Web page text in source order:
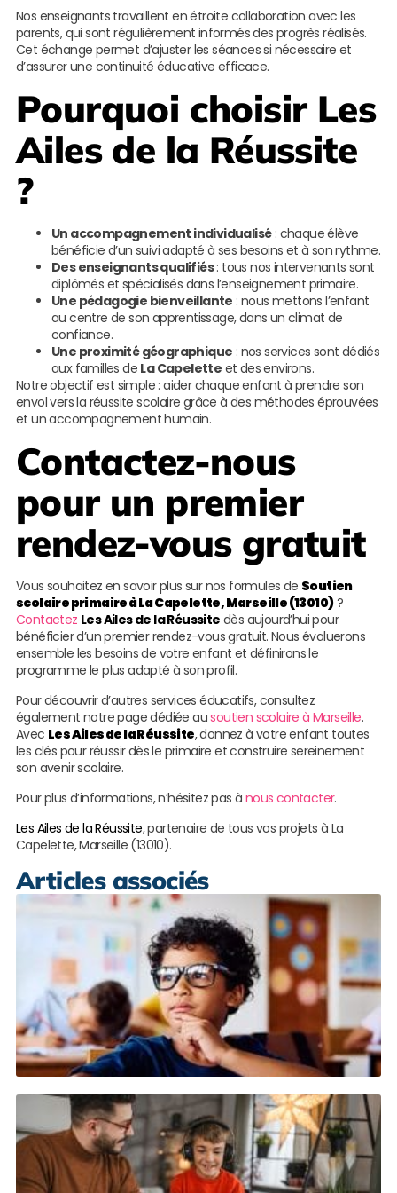
Nos enseignants travaillent en étroite collaboration avec les
parents, qui sont régulièrement informés des progrès réalisés.
Cet échange permet d’ajuster les séances si nécessaire et
d’assurer une continuité éducative efficace.
Pourquoi choisir Les
Ailes de la Réussite
?
Un accompagnement individualisé: chaque élève
bénéficie d’un suivi adapté à ses besoins et à son rythme.
Des enseignants qualifiés: tous nos intervenants sont
diplômés et spécialisés dans l’enseignement primaire.
Une pédagogie bienveillante : nous mettons l’enfant
au centre de son apprentissage, dans un climat de
confiance.
Une proximité géographique : nos services sont dédiés
aux familles de La Capelette et des environs.
Notre objectif est simple : aider chaque enfant à prendre son
envol vers la réussite scolaire grâce à des méthodes éprouvées
et un accompagnement humain.
Contactez-nous
pour un premier
rendez-vous gratuit
Vous souhaitez en savoir plus sur nos formules de Soutien
scolaire primaire à La Capelette, Marseille (13010)?
Contactez Les Ailes de la Réussite dès aujourd’hui pour
bénéficier d’un premier rendez-vous gratuit. Nous évaluerons
ensemble les besoins de votre enfant et définirons le
programme le plus adapté à son profil.
Pour découvrir d’autres services éducatifs, consultez
également notre page dédiée ausoutien scolaire à Marseille.
Avec Les Ailes de la Réussite, donnez à votre enfant toutes
les clés pour réussir dès le primaire et construire sereinement
son avenir scolaire.
Pour plus d’informations, n’hésitez pas à nous contacter.
Les Ailes de la Réussite, partenaire de tous vos projets à La
Capelette, Marseille (13010).
Articles associés